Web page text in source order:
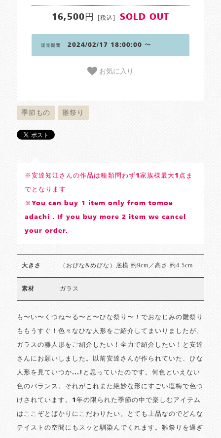
16,500円 [税込] SOLD OUT
販売期間 2024/02/17 18:00:00 〜
お気に入り
季節もの 雛祭り
※安達知江さんの作品は種類問わず1家族様最大1点ま
でとなります
※You can buy 1 item only from tomoe
adachi . If you buy more 2 item we cancel
your order.
大きさ （おびな&めびな）底横 約9cm／高さ 約4.5cm
素材 ガラス
も〜い〜くつね〜る〜と〜ひな祭り〜！でおなじみの雛祭り
ももうすぐ！色々なひな人形をご紹介してまいりましたが、
ガラスの雛人形をご紹介したい！全力で紹介したい！と安達
さんにお願いしました。以前安達さんが作られていた、ひな
人形を見ていつか...!と思っていたのです。何色といえない
色のバランス。それがこれまた絶妙な形にすごい塩梅で色つ
けされています。1年の限られた季節の中で楽しむアイテム
はここぞとばかりにこだわりたい。とても上品なのでどんな
テイストの空間にもスッと馴染んでくれます。雛祭りを過ぎ